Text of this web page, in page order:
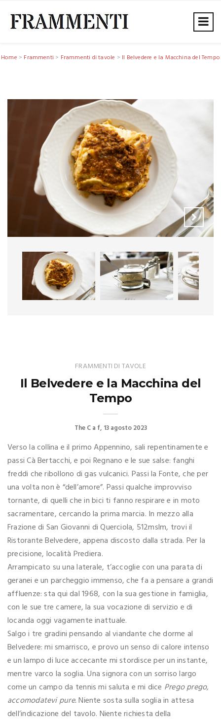
Home > Frammenti > Frammenti di tavole > Il Belvedere e la Macchina del Tempo
FRAMMENTI DI TAVOLE
Il Belvedere e la Macchina del
Tempo
The C a f 13 agosto 2023
Verso la collina e il primo Appennino, sali repentinamente e
passi Cà Bertacchi, e poi Regnano e le sue salse: fanghi
freddi che ribollono di gas vulcanici. Passi la Fonte, che per
una volta non è “dell’amore”. Passi qualche improvviso
tornante, di quelli che in bici ti fanno respirare e in moto
sacramentare, cercando la prima marcia. In mezzo alla
Frazione di San Giovanni di Querciola, 512mslm, trovi il
Ristorante Belvedere, appena discosto dalla strada. Per la
precisione, località Prediera.
Arrampicato su una laterale, t’accoglie con una parata di
geranei e un parcheggio immenso, che fa a pensare a grandi
affluenze: sta qui dal 1968, con la sua gestione in famiglia,
con le sue tre camere, la sua vocazione di servizio e di
locanda oggi vagamente inattuale.
Salgo i tre gradini pensando al viandante che dorme al
Belvedere: mi smarrisco, e provo un senso di calore intenso
e un lampo di luce accecante mi stordisce per un instante,
mentre varco la soglia. Una signora con un sorriso largo
come un campo da tennis mi saluta e mi dice Prego prego,
accomodatevi pure.Niente sosta sulla soglia in attesa
dell’indicazione del tavolo. Niente richiesta della